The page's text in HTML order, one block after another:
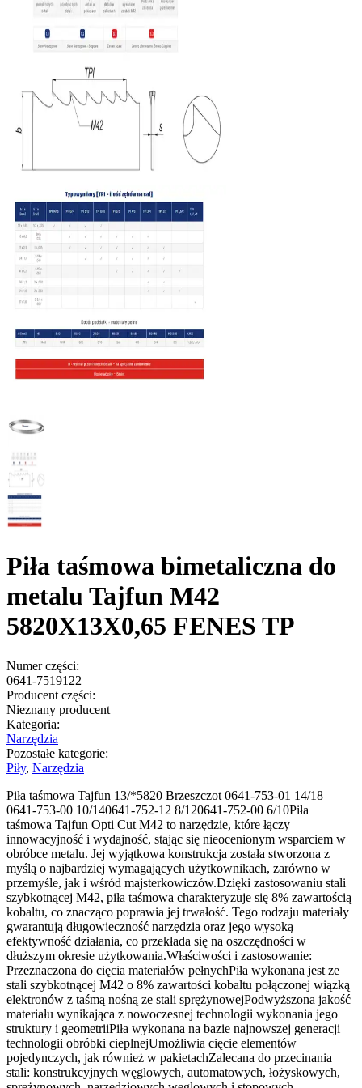
Piła taśmowa bimetaliczna do
metalu Tajfun M42
5820X13X0,65 FENES TP
Numer części:
0641-7519122
Producent części:
Nieznany producent
Kategoria:
Narzędzia
Pozostałe kategorie:
Piły, Narzędzia
Piła taśmowa Tajfun 13/*5820 Brzeszczot 0641-753-01 14/18
0641-753-00 10/140641-752-12 8/120641-752-00 6/10Piła
taśmowa Tajfun Opti Cut M42 to narzędzie, które łączy
innowacyjność i wydajność, stając się nieocenionym wsparciem w
obróbce metalu. Jej wyjątkowa konstrukcja została stworzona z
myślą o najbardziej wymagających użytkownikach, zarówno w
przemyśle, jak i wśród majsterkowiczów.Dzięki zastosowaniu stali
szybkotnącej M42, piła taśmowa charakteryzuje się 8% zawartością
kobaltu, co znacząco poprawia jej trwałość. Tego rodzaju materiały
gwarantują długowieczność narzędzia oraz jego wysoką
efektywność działania, co przekłada się na oszczędności w
dłuższym okresie użytkowania.Właściwości i zastosowanie:
Przeznaczona do cięcia materiałów pełnychPiła wykonana jest ze
stali szybkotnącej M42 o 8% zawartości kobaltu połączonej wiązką
elektronów z taśmą nośną ze stali sprężynowejPodwyższona jakość
materiału wynikająca z nowoczesnej technologii wykonania jego
struktury i geometriiPiła wykonana na bazie najnowszej generacji
technologii obróbki cieplnejUmożliwia cięcie elementów
pojedynczych, jak również w pakietachZalecana do przecinania
stali: konstrukcyjnych węglowych, automatowych, łożyskowych,